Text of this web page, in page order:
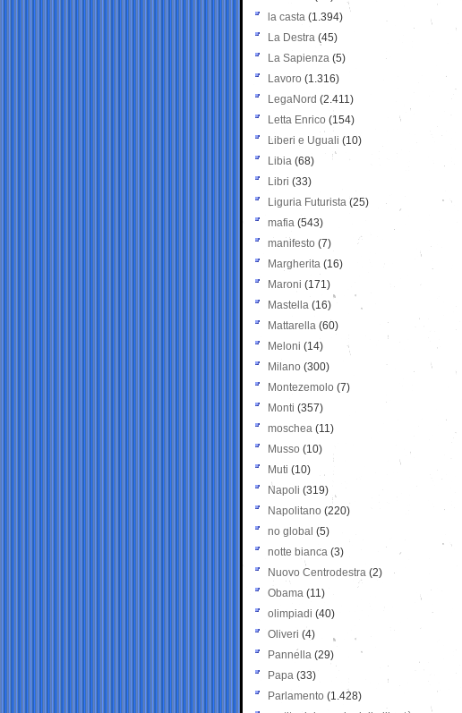
la casta (1.394)
La Destra (45)
La Sapienza (5)
Lavoro (1.316)
LegaNord (2.411)
Letta Enrico (154)
Liberi e Uguali (10)
Libia (68)
Libri (33)
Liguria Futurista (25)
mafia (543)
manifesto (7)
Margherita (16)
Maroni (171)
Mastella (16)
Mattarella (60)
Meloni (14)
Milano (300)
Montezemolo (7)
Monti (357)
moschea (11)
Musso (10)
Muti (10)
Napoli (319)
Napolitano (220)
no global (5)
notte bianca (3)
Nuovo Centrodestra (2)
Obama (11)
olimpiadi (40)
Oliveri (4)
Pannella (29)
Papa (33)
Parlamento (1.428)